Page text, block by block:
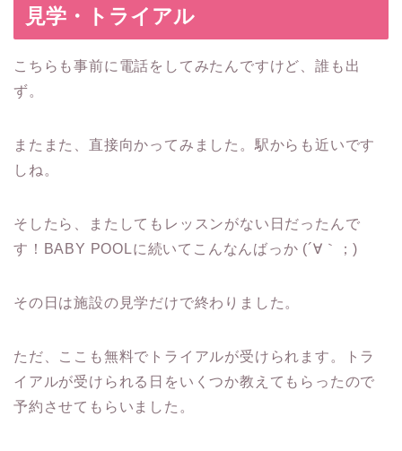
見学・トライアル
こちらも事前に電話をしてみたんですけど、誰も出
ず。
またまた、直接向かってみました。駅からも近いです
しね。
そしたら、またしてもレッスンがない日だったんで
す！BABY POOLに続いてこんなんばっか (´∀｀；)
その日は施設の見学だけで終わりました。
ただ、ここも無料でトライアルが受けられます。トラ
イアルが受けられる日をいくつか教えてもらったので
予約させてもらいました。